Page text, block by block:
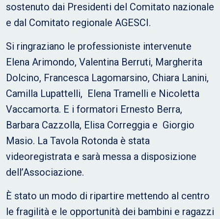
sostenuto dai Presidenti del Comitato nazionale
e dal Comitato regionale AGESCI.
Si ringraziano le professioniste intervenute
Elena Arimondo, Valentina Berruti, Margherita
Dolcino, Francesca Lagomarsino, Chiara Lanini,
Camilla Lupattelli, Elena Tramelli e Nicoletta
Vaccamorta. E i formatori Ernesto Berra,
Barbara Cazzolla, Elisa Correggia e Giorgio
Masio. La Tavola Rotonda è stata
videoregistrata e sarà messa a disposizione
dell’Associazione.
È stato un modo di ripartire mettendo al centro
le fragilità e le opportunità dei bambini e ragazzi